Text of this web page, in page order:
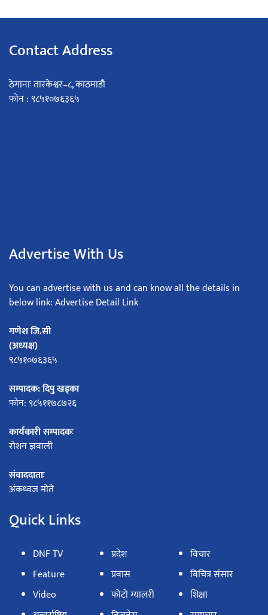
Contact Address
ठेगानाः तारकेश्वर–८, काठमाडौं
फोन : ९८५१०७६३६५
Advertise With Us
You can advertise with us and can know all the details in
below link: Advertise Detail Link
गणेश जि.सी
(अध्यक्ष)
९८५१०७६३६५
सम्पादक: दिपु खड्का
फोन: ९८५११७८७२६
कार्यकारी सम्पादकः
रोशन ज्ञवाली
संवाददाताः
अंकध्वज मोते
Quick Links
DNF TV
Feature
Video
प्रदेश
प्रवास
फोटो ग्यालरी
विचार
विचित्र संसार
शिक्षा